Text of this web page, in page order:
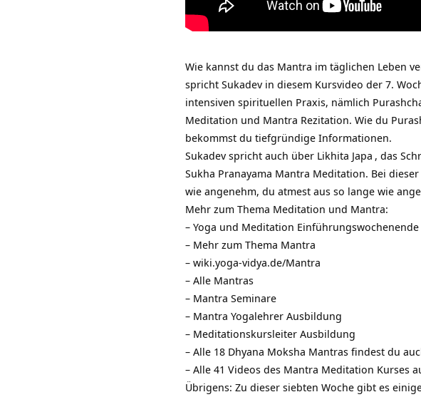
Wie kannst du das Mantra im täglichen Leben
spricht Sukadev in diesem Kursvideo der 7.
intensiven spirituellen Praxis, nämlich
Meditation und Mantra Rezitation. Wie du
bekommst du tiefgründige Informationen.
Sukadev spricht auch über Likhita Japa , das
Sukha Pranayama Mantra Meditation. Bei
wie angenehm, du atmest aus so lange wie
Mehr zum Thema Meditation und Mantra:
– Yoga und Meditation Einführungswochenende
– Mehr zum Thema Mantra
– wiki.yoga-vidya.de/Mantra
– Alle Mantras
– Mantra Seminare
– Mantra Yogalehrer Ausbildung
– Meditationskursleiter Ausbildung
– Alle 18 Dhyana Moksha Mantras findest du
– Alle 41 Videos des Mantra Meditation Kurses
Übrigens: Zu dieser siebten Woche gibt es